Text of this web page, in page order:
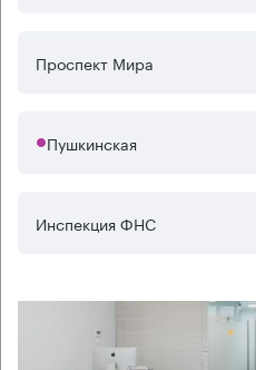
Проспект Мира
Пушкинская
Инспекция ФНС